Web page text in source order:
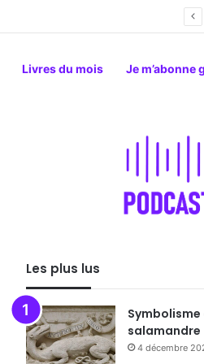
Livres du mois Je m’abonne
Les plus lus
Symbolisme
salamandre
4 décembre